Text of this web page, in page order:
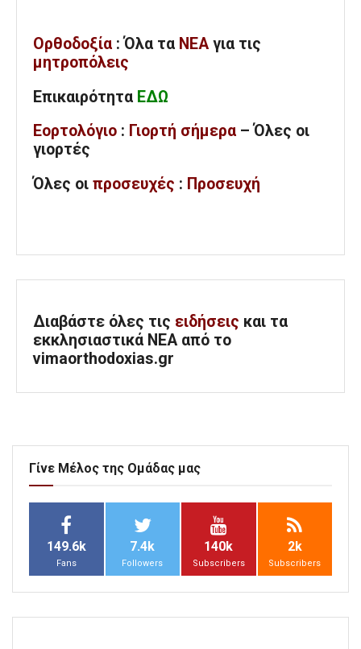
Ορθοδοξία : Όλα τα ΝΕΑ για τις
μητροπόλεις
Επικαιρότητα ΕΔΩ
Εορτολόγιο : Γιορτή σήμερα – Όλες οι
γιορτές
Όλες οι προσευχές : Προσευχή
Διαβάστε όλες τις ειδήσεις και τα
εκκλησιαστικά ΝΕΑ από το
vimaorthodoxias.gr
Γίνε Μέλος της Ομάδας μας
149.6k
Fans
7.4k
Followers
140k
Subscribers
2k
Subscribers